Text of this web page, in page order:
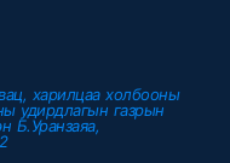
харилцаа холбооны
удирдлагын газрын
Б.Уранзаяа,